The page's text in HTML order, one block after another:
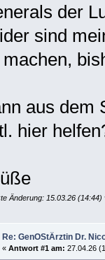
der
sind
machen,
aus dem
hier
Änderung: 15.03.26
Re: GenOStÄrztin Dr.
« Antwort #1 am: 27.04.26